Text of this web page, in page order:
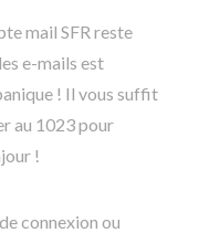
mail SFR reste
e-mails est
! Il vous suffit
au 1023 pour
!
connexion ou